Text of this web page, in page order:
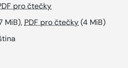
pro čtečky
MiB), PDF pro čtečky(4 MiB)